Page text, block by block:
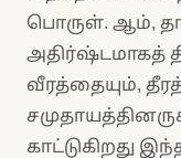
பொருள். ஆம்,
அதிர்ஷ்டமாகத்
வீரத்தையும்,
காட்டுகிறது